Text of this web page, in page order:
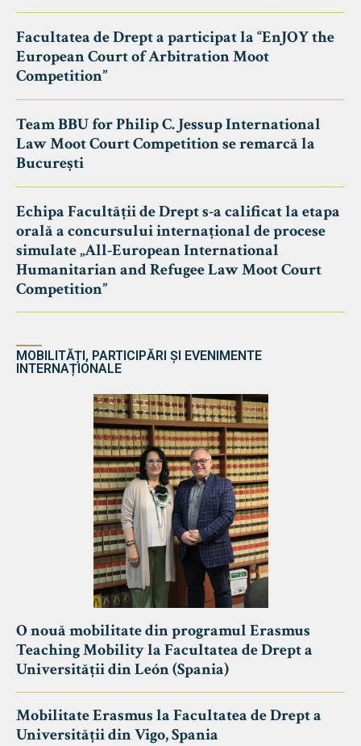
Facultatea de Drept a participat la “EnJOY the
European Court of Arbitration Moot
Competition”
Team BBU for Philip C. Jessup International
Law Moot Court Competition se remarcă la
București
Echipa Facultății de Drept s-a calificat la etapa
orală a concursului internațional de procese
simulate „All-European International
Humanitarian and Refugee Law Moot Court
Competition”
MOBILITĂȚI, PARTICIPĂRI ȘI EVENIMENTE
INTERNAȚIONALE
O nouă mobilitate din programul Erasmus
Teaching Mobility la Facultatea de Drept a
Universității din León (Spania)
Mobilitate Erasmus la Facultatea de Drept a
Universității din Vigo, Spania